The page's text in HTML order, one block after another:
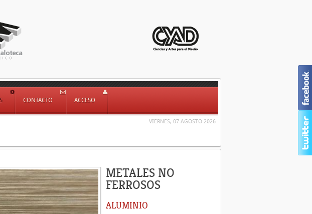
CONTACTO ACCESO
VIERNES, 07 AGOSTO 2026
METALES NO
FERROSOS
ALUMINIO